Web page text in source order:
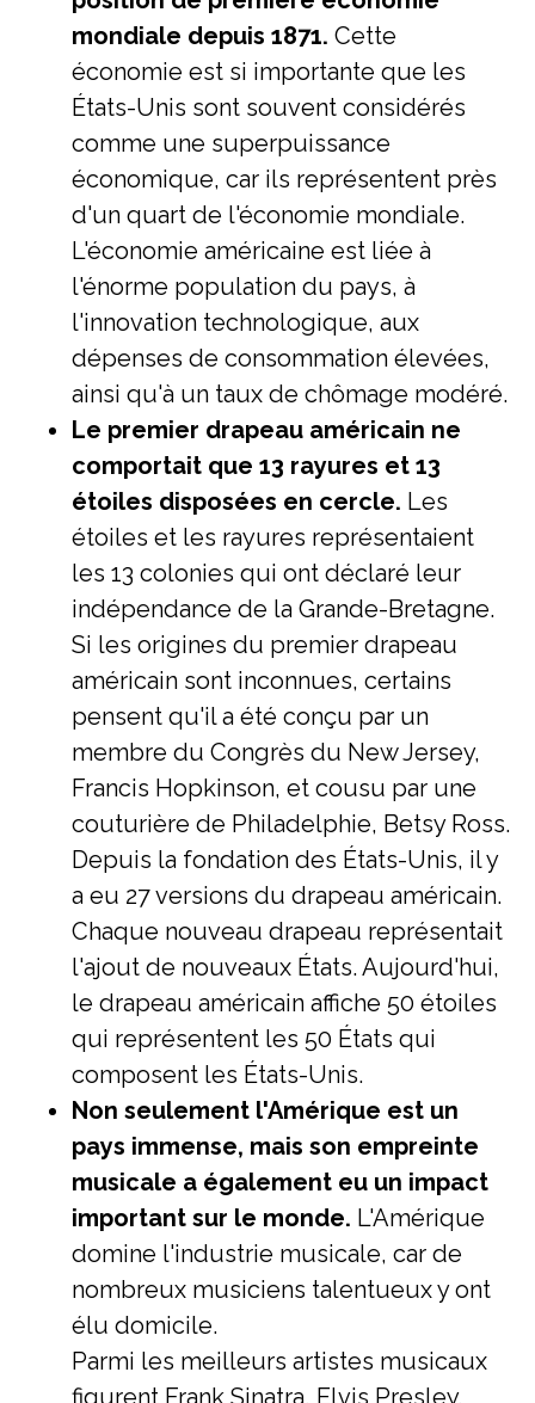
mondiale depuis 1871. Cette
économie est si importante que les
États-Unis sont souvent considérés
comme une superpuissance
économique, car ils représentent près
d'un quart de l'économie mondiale.
L'économie américaine est liée à
l'énorme population du pays, à
l'innovation technologique, aux
dépenses de consommation élevées,
ainsi qu'à un taux de chômage modéré.
Le premier drapeau américain ne
comportait que 13 rayures et 13
étoiles disposées en cercle. Les
étoiles et les rayures représentaient
les 13 colonies qui ont déclaré leur
indépendance de la Grande-Bretagne.
Si les origines du premier drapeau
américain sont inconnues, certains
pensent qu'il a été conçu par un
membre du Congrès du New Jersey,
Francis Hopkinson, et cousu par une
couturière de Philadelphie, Betsy Ross.
Depuis la fondation des États-Unis, il y
a eu 27 versions du drapeau américain.
Chaque nouveau drapeau représentait
l'ajout de nouveaux États. Aujourd'hui,
le drapeau américain affiche 50 étoiles
qui représentent les 50 États qui
composent les États-Unis.
Non seulement l'Amérique est un
pays immense, mais son empreinte
musicale a également eu un impact
important sur le monde. L'Amérique
domine l'industrie musicale, car de
nombreux musiciens talentueux y ont
élu domicile.
Parmi les meilleurs artistes musicaux
figurent Frank Sinatra, Elvis Presley,